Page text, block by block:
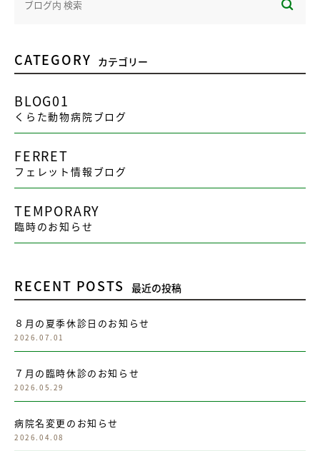
CATEGORY カテゴリー
BLOG01
くらた動物病院ブログ
FERRET
フェレット情報ブログ
TEMPORARY
臨時のお知らせ
RECENT POSTS 最近の投稿
８月の夏季休診日のお知らせ
2026.07.01
７月の臨時休診のお知らせ
2026.05.29
病院名変更のお知らせ
2026.04.08